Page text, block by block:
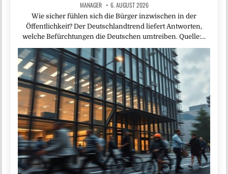
MANAGER 6. AUGUST 2026
Wie sicher fühlen sich die Bürger inzwischen in der
Öffentlichkeit? Der Deutschlandtrend liefert Antworten,
welche Befürchtungen die Deutschen umtreiben. Quelle:…